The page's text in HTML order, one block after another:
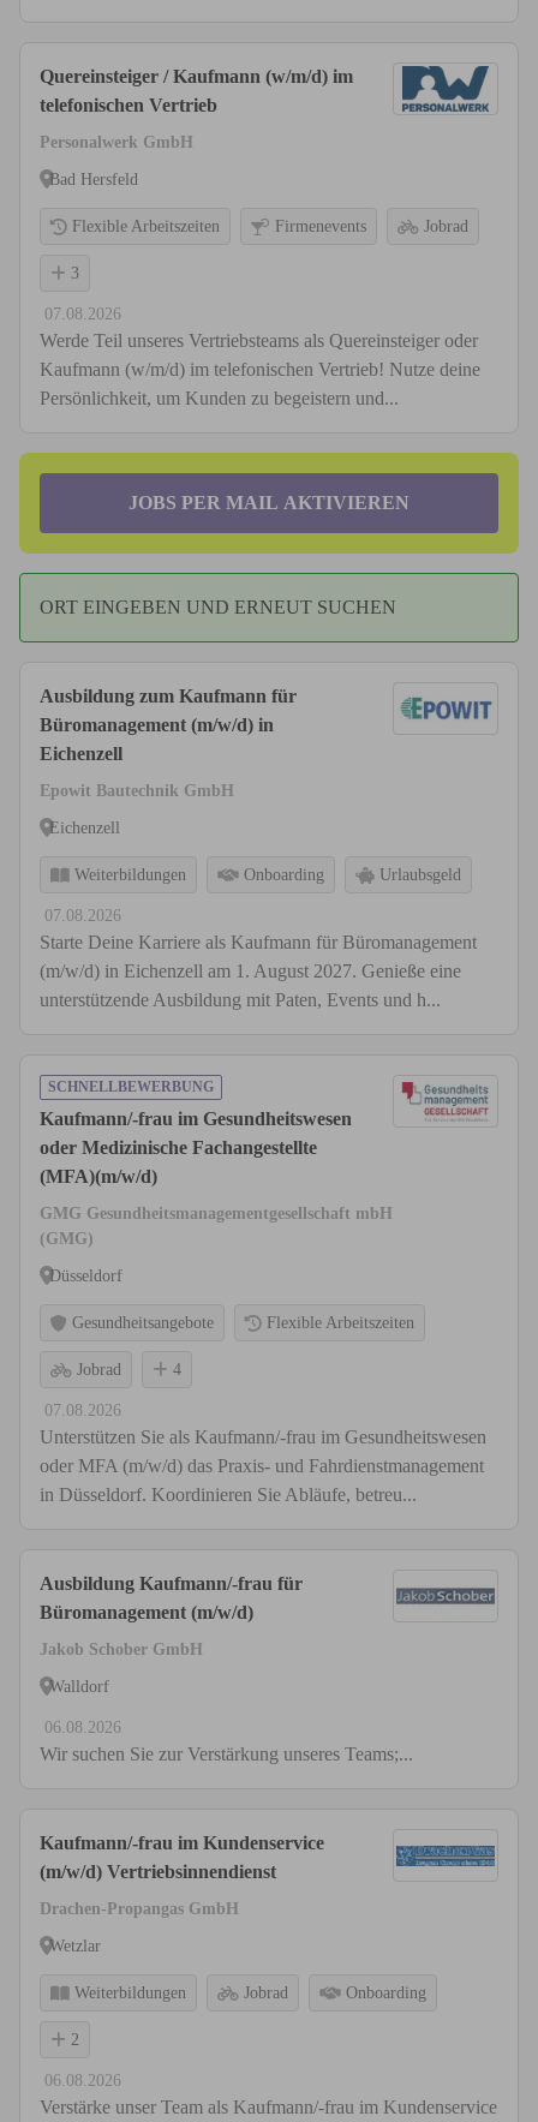
Quereinsteiger / Kaufmann (w/m/d) im
telefonischen Vertrieb
Personalwerk GmbH
Bad Hersfeld
Flexible Arbeitszeiten Firmenevents Jobrad
3
07.08.2026
Werde Teil unseres Vertriebsteams als Quereinsteiger oder
Kaufmann (w/m/d) im telefonischen Vertrieb! Nutze deine
Persönlichkeit, um Kunden zu begeistern und...
JOBS PER MAIL AKTIVIEREN
ORT EINGEBEN UND ERNEUT SUCHEN
Ausbildung zum Kaufmann für
Büromanagement (m/w/d) in
Eichenzell
Epowit Bautechnik GmbH
Eichenzell
Weiterbildungen Onboarding Urlaubsgeld
07.08.2026
Starte Deine Karriere als Kaufmann für Büromanagement
(m/w/d) in Eichenzell am 1. August 2027. Genieße eine
unterstützende Ausbildung mit Paten, Events und h...
SCHNELLBEWERBUNG
Kaufmann/-frau im Gesundheitswesen
oder Medizinische Fachangestellte
(MFA)(m/w/d)
GMG Gesundheitsmanagementgesellschaft mbH
(GMG)
Düsseldorf
Gesundheitsangebote Flexible Arbeitszeiten
Jobrad 4
07.08.2026
Unterstützen Sie als Kaufmann/-frau im Gesundheitswesen
oder MFA (m/w/d) das Praxis- und Fahrdienstmanagement
in Düsseldorf. Koordinieren Sie Abläufe, betreu...
Ausbildung Kaufmann/-frau für
Büromanagement (m/w/d)
Jakob Schober GmbH
Walldorf
06.08.2026
Wir suchen Sie zur Verstärkung unseres Teams;...
Kaufmann/-frau im Kundenservice
(m/w/d) Vertriebsinnendienst
Drachen-Propangas GmbH
Wetzlar
Weiterbildungen Jobrad Onboarding
2
06.08.2026
Verstärke unser Team als Kaufmann/-frau im Kundenservice